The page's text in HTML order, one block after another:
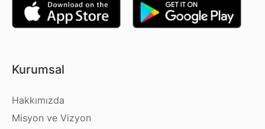
Kurumsal
Hakkımızda
Misyon ve Vizyon